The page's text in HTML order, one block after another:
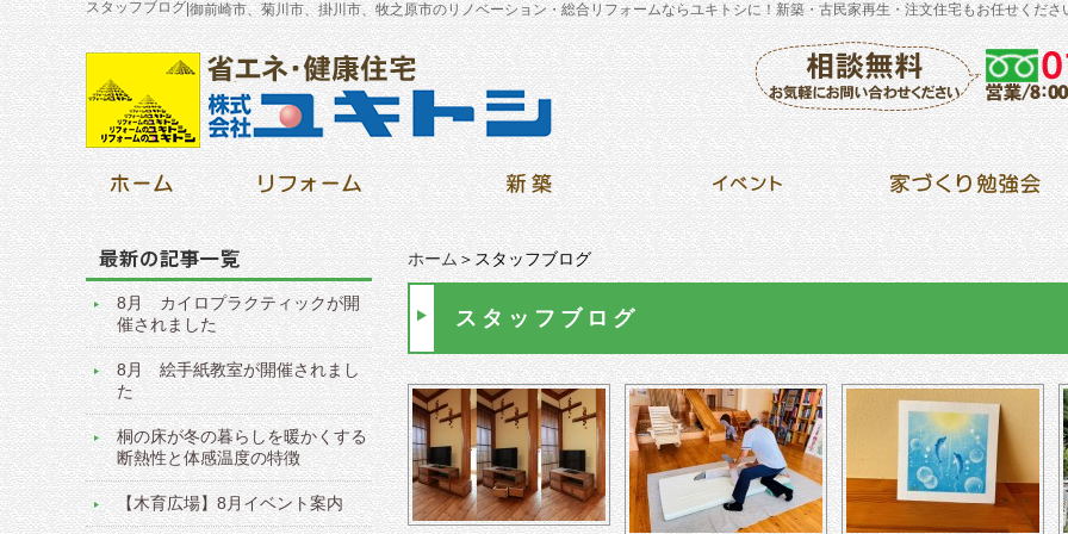
スタッフブログ 御前崎市、菊川市、掛川市、牧之原市のリノベーション・総合リフォームならユキトシに！新築・古民家再生・注文住宅もお任せくださ
ホーム＞スタッフブログ
スタッフブログ
8月 カイロプラクティックが開
催されました
8月 絵手紙教室が開催されまし
た
桐の床が冬の暮らしを暖かくする
断熱性と体感温度の特徴
【木育広場】8月イベント案内